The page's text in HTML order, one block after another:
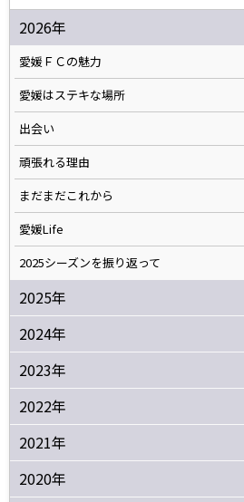
2026年
愛媛ＦＣの魅力
愛媛はステキな場所
出会い
頑張れる理由
まだまだこれから
愛媛Life
2025シーズンを振り返って
2025年
2024年
2023年
2022年
2021年
2020年